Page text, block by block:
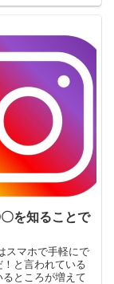
を知ることで
スマホで手軽にで
と言われている
ところが増えて